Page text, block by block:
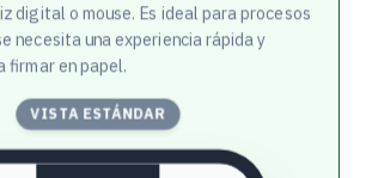
digital o mouse. Es ideal para procesos
necesita una experiencia rápida y
firmar en papel.
VISTA ESTÁNDAR